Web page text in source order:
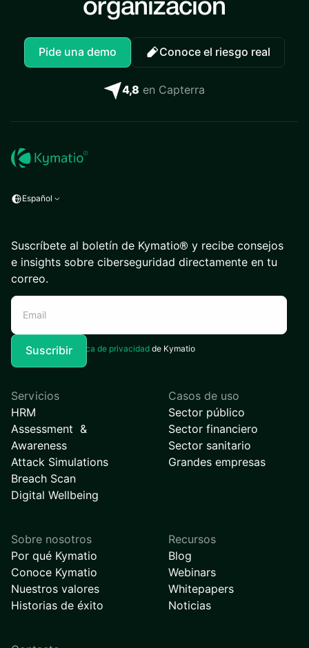
organización
Pide una demo Conoce el riesgo real
4,8 en Capterra
Español
Suscríbete al boletín de Kymatio® y recibe consejos
e insights sobre ciberseguridad directamente en tu
correo.
Acepto laPolítica de privacidad de Kymatio
Servicios
HRM
Assessment &
Awareness
Attack Simulations
Breach Scan
Digital Wellbeing
Casos de uso
Sector público
Sector financiero
Sector sanitario
Grandes empresas
Sobre nosotros
Por qué Kymatio
Conoce Kymatio
Nuestros valores
Historias de éxito
Recursos
Blog
Webinars
Whitepapers
Noticias